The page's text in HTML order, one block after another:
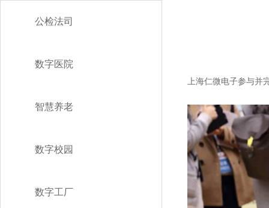
公检法司
数字医院
智慧养老
数字校园
数字工厂
上海仁微电子参与